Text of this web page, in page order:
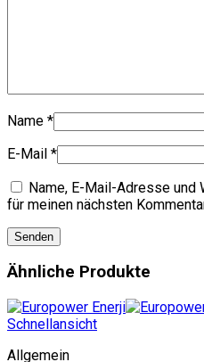
Name *
E-Mail *
Name, E-Mail-Adresse
für meinen nächsten
Ähnliche Produkte
Schnellansicht
Allgemein